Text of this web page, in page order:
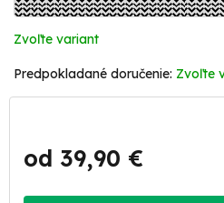
Zvoľte variant
Zvoľte
od 39,90 €
Jednotková
cena: